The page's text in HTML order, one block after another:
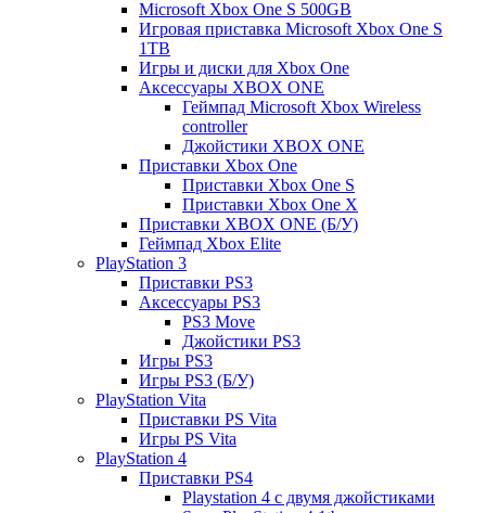
Microsoft Xbox One S 500GB
Игровая приставка Microsoft Xbox One S
1TB
Игры и диски для Xbox One
Аксессуары XBOX ONE
Геймпад Microsoft Xbox Wireless
controller
Джойстики XBOX ONE
Приставки Xbox One
Приставки Xbox One S
Приставки Xbox One X
Приставки XBOX ONE (Б/У)
Геймпад Xbox Elite
PlayStation 3
Приставки PS3
Аксессуары PS3
PS3 Move
Джойстики PS3
Игры PS3
Игры PS3 (Б/У)
PlayStation Vita
Приставки PS Vita
Игры PS Vita
PlayStation 4
Приставки PS4
Playstation 4 с двумя джойстиками